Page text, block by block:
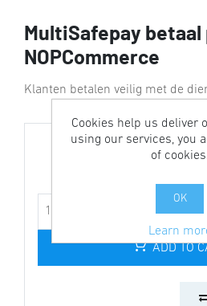
MultiSafepay
NOPCommerce
Klanten betalen veilig met de
Price:
ADD TO
Cookies help us deliver
using our services, you
of
OK
Learn